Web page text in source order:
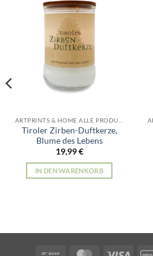
Tiroler Zirben-Duftkerze,
Blume des Lebens
19,99€
IN DEN WARENKORB
Bank MasterCardVisa